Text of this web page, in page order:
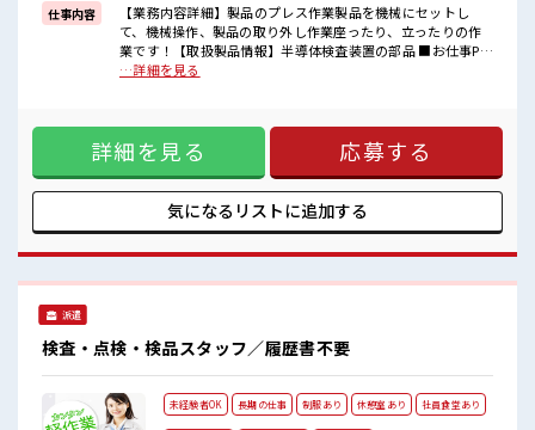
■職場の雰囲気
『少人数』だからコミュニケーションも取りやすい？
休憩室で楽しくランチ♪
安心してお仕事に集中♪
仕事内容
【業務内容詳細】製品のプレス作業製品を機械にセットし
て、機械操作、製品の取り外し作業座ったり、立ったりの作
業です！【取扱製品情報】半導体検査装置の部品 ■お仕事PR
≪残業多めでがっつり稼ぐ≫ 高収入を希望される方にオスス
事≫ 新しいことにチャレンジするのは不安だけど、 しっかり
働く環境が整っています！ イチからスキルUP・ステップUP
目指していきましょう！ ≪様々なお仕事をご提案≫ 一人で悩
まず気軽に相談できる、 派遣のお仕事です！ ■職場の雰囲気
『少人数』だからコミュニケーションも取りやすい？ 休憩室
で楽しくランチ♪ 時間があれば昼寝もしちゃおう！ ロッカー
…詳細を見る
詳細を見る 応募する
気になるリストに追加する
派遣
検査・点検・検品スタッフ／履歴書不要
未経験者OK 長期の仕事 制服あり 休憩室あり 社員食堂あり